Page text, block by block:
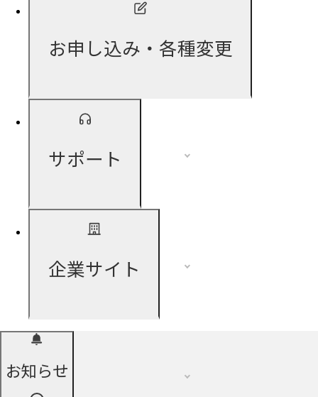
お申し込み・各種変更
サポート
企業サイト
お知らせ